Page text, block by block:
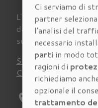
L'Agenzia
da sempre di
su tutto il territorio
Stima Chi siamo
Contatti Virtual Tour
location_on Indirizzo:Via
Ci serviamo di
partner
l'analisi del
necessario
parti in modo
ragioni di
richiediamo
opzionale il
trattamento